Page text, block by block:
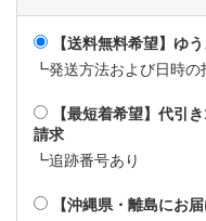
【送料無料希望】ゆ
┗発送方法および日時の
【最短着希望】代引
請求
┗追跡番号あり
【沖縄県・離島にお